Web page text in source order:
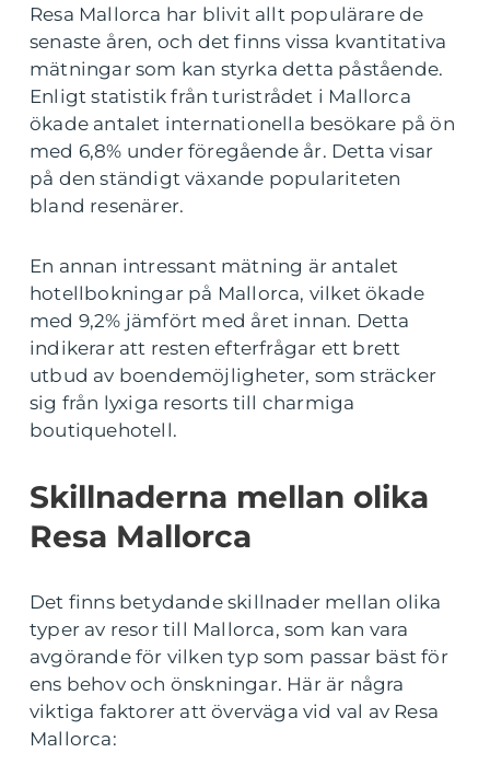
Resa Mallorca har blivit allt populärare de
senaste åren, och det finns vissa kvantitativa
mätningar som kan styrka detta påstående.
Enligt statistik från turistrådet i Mallorca
ökade antalet internationella besökare på ön
med 6,8% under föregående år. Detta visar
på den ständigt växande populariteten
bland resenärer.
En annan intressant mätning är antalet
hotellbokningar på Mallorca, vilket ökade
med 9,2% jämfört med året innan. Detta
indikerar att resten efterfrågar ett brett
utbud av boendemöjligheter, som sträcker
sig från lyxiga resorts till charmiga
boutiquehotell.
Skillnaderna mellan olika
Resa Mallorca
Det finns betydande skillnader mellan olika
typer av resor till Mallorca, som kan vara
avgörande för vilken typ som passar bäst för
ens behov och önskningar. Här är några
viktiga faktorer att överväga vid val av Resa
Mallorca: